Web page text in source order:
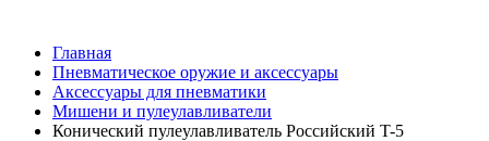
Главная
Пневматическое оружие и аксессуары
Аксессуары для пневматики
Мишени и пулеулавливатели
Конический пулеулавливатель Российский T-5